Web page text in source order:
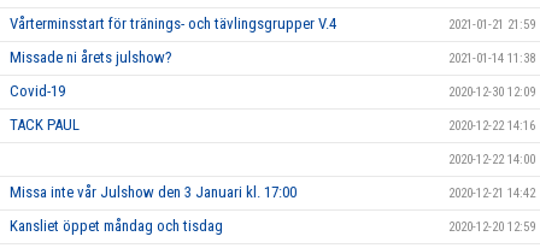
Vårterminsstart för tränings- och tävlingsgrupper V.4 2021-01-21 21:59
Missade ni årets julshow? 2021-01-14 11:38
Covid-19 2020-12-30 12:09
TACK PAUL 2020-12-22 14:16
2020-12-22 14:00
Missa inte vår Julshow den 3 Januari kl. 17:00 2020-12-21 14:42
Kansliet öppet måndag och tisdag 2020-12-20 12:59